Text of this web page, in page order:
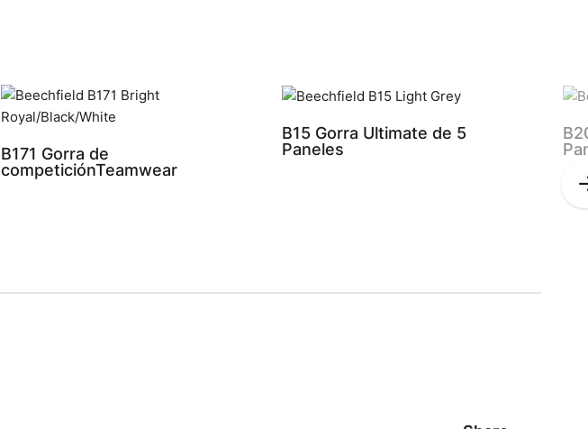
B171 Gorra de
competiciónTeamwear
B15 Gorra Ultimate de 5
Paneles